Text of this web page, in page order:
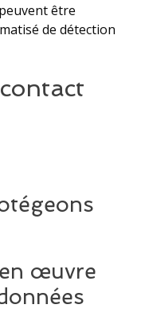
être
de détection
œuvre